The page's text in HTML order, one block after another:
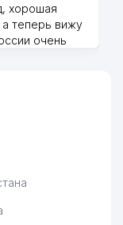
247 м
хорошая
теперь вижу
очень